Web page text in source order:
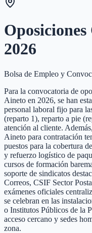
2026
Bolsa de Empleo y
Para la convocatoria de
Aineto en 2026, se han
personal laboral fijo para
(reparto 1), reparto a pie
atención al cliente.
Aineto para contratación
puestos para la cobertura
y refuerzo logístico de
cursos de formación
soporte de sindicatos
Correos, CSIF Sector
exámenes oficiales
se celebran en las
o Institutos Públicos de la
acceso cercano y sedes
zona.